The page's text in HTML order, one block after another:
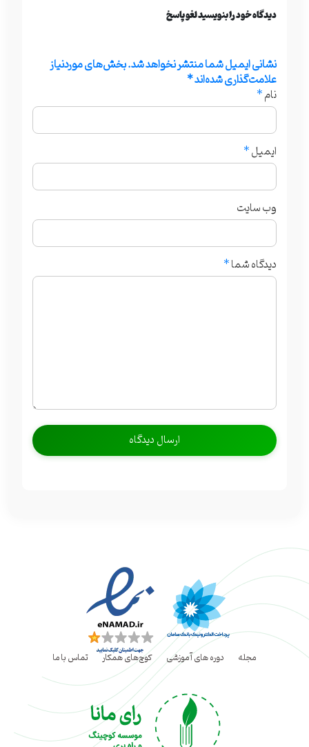
دیدگاه خود را بنویسید لغو پاسخ
نشانی ایمیل شما منتشر نخواهد شد.بخش‌های موردنیاز
علامت‌گذاری شده‌اند*
نام*
ایمیل*
وب‌ سایت
دیدگاه شما*
مجله دوره های آموزشی کوچ‌های همکار تماس با ما